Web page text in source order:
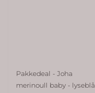
Pakkedeal - Joha
merinoull baby - lyseblå